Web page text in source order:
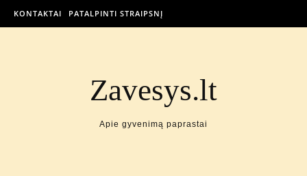
KONTAKTAI PATALPINTI STRAIPSNĮ
Zavesys.lt
Apie gyvenimą paprastai